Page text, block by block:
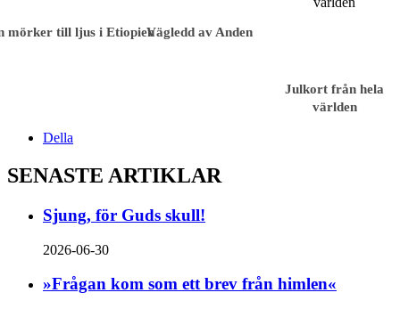
mörker till ljus i EtiopienVägledd av Anden
Julkort från hela
världen
Della
SENASTE ARTIKLAR
Sjung, för Guds skull!
2026-06-30
»Frågan kom som ett brev från himlen«